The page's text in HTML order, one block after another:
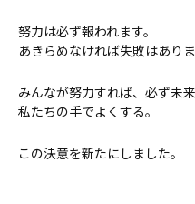
努力は必ず報われます。
あきらめなければ失敗はありま
みんなが努力すれば、必ず未
私たちの手でよくする。
この決意を新たにしました。